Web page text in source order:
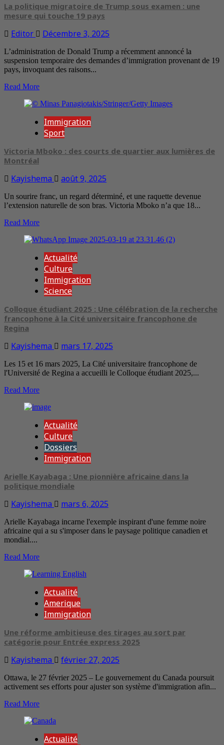
La politique migratoire de Trump sous examen : une
mesure qui touche 19 pays
Editor Décembre 3, 2025
L’administration de Donald Trump a récemment annoncé la
suspension temporaire des demandes d’immigration provenant de 19
pays, invoquant des raisons...
Read More
Immigration
Sport
Victoria Mboko : des courts de quartier aux lumières de
Montréal
Kayishema août 9, 2025
Un sourire franc, un regard déterminé, et une raquette devenue
l’extension naturelle de son bras. Victoria Mboko n’a que 18...
Read More
Actualité
Culture
Immigration
Science
Colloque étudiant 2025 : Une célébration de la recherche
francophone à la Cité universitaire francophone de
Regina
Kayishema mars 17, 2025
Les 15 et 16 mars 2025, La Cité universitaire francophone de
l'Université de Regina a accueilli le Colloque étudiant 2025,...
Read More
Actualité
Culture
Dossiers
Immigration
Arielle Kayabaga : Une pionnière africaine dans la
politique mondiale
Kayishema mars 6, 2025
Arielle Kayabaga incarne l'exemple inspirant d'une femme noire
africaine qui a su s'imposer dans le paysage politique canadien et
mondial....
Read More
Actualité
Amerique
Immigration
Une réforme ambitieuse des tirages au sort par
catégorie pour Entrée express 2025
Kayishema février 27, 2025
Ottawa, le 27 février 2025 – Le gouvernement du Canada poursuit
activement ses efforts pour ajuster son système d'immigration afin...
Read More
Actualité